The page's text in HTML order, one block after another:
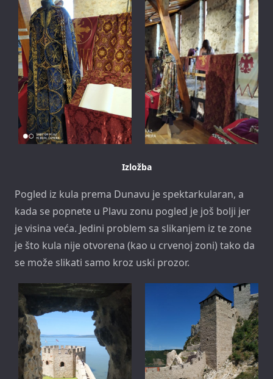
Izložba
Pogled iz kula prema Dunavu je spektarkularan, a
kada se popnete u Plavu zonu pogled je još bolji jer
je visina veća. Jedini problem sa slikanjem iz te zone
je što kula nije otvorena (kao u crvenoj zoni) tako da
se može slikati samo kroz uski prozor.